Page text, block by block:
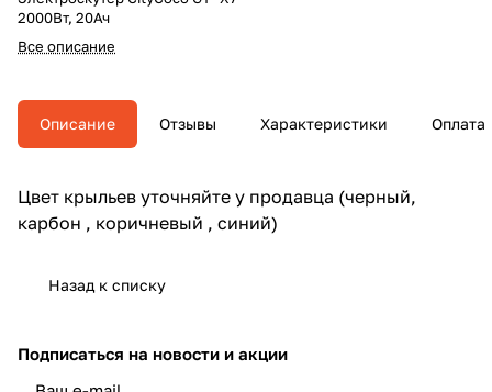
2000Вт, 20Ач
Все описание
Описание Отзывы Характеристики Оплата
Цвет крыльев уточняйте у продавца (черный,
карбон , коричневый , синий)
Назад к списку
Подписаться на новости и акции